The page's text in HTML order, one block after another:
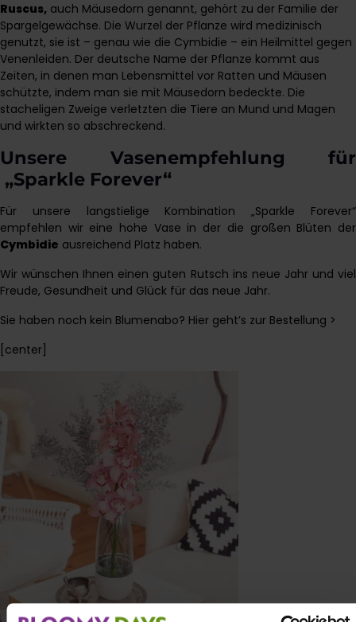
Ruscus, auch Mäusedorn genannt, gehört zu der Familie der
Spargelgewächse. Die Wurzel der Pflanze wird medizinisch
genutzt, sie ist – genau wie die Cymbidie – ein Heilmittel gegen
Venenleiden. Der deutsche Name der Pflanze kommt aus
Zeiten, in denen man Lebensmittel vor Ratten und Mäusen
schützte, indem man sie mit Mäusedorn bedeckte. Die
stacheligen Zweige verletzten die Tiere an Mund und Magen
und wirkten so abschreckend.
Unsere Vasenempfehlung für
„Sparkle Forever“
Für unsere langstielige Kombination „Sparkle Forever“
empfehlen wir eine hohe Vase in der die großen Blüten der
Cymbidie ausreichend Platz haben.
Wir wünschen Ihnen einen guten Rutsch ins neue Jahr und viel
Freude, Gesundheit und Glück für das neue Jahr.
Sie haben noch kein Blumenabo? Hier geht’s zur Bestellung >
[center]